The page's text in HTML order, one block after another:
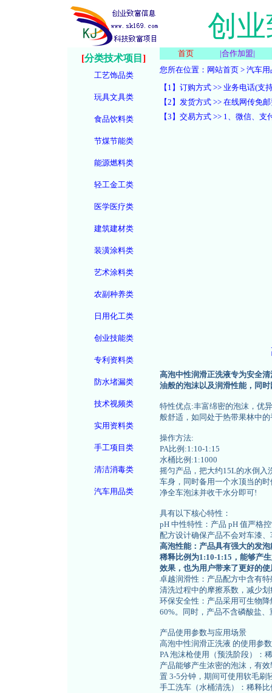
创
[分类技术项目 ]
工艺饰品类
玩具文具类
食品饮料类
节煤节能类
能源燃料类
轻工金工类
医学医疗类
建筑建材类
装潢涂料类
艺术涂料类
农副种养类
日用化工类
创业技能类
专利资料类
防水堵漏类
技术视频类
实用资料类
手工项目类
清洁消毒类
汽车用品类
首页 |合作加盟|
您所在位置： 网站首页 > 汽车用
【1】订购方式 >> 业务电话(支
【2】发货方式 >> 在线网传免
【3】交易方式 >> 1、微信、
高泡中性润滑正洗液专为安全
油般的泡沫以及润滑性能，同
特性优点:丰富绵密的泡沫，优
般舒适，如同处于热带果林中
操作方法:
PA比例:1:10-1:15
水桶比例:1:1000
摇匀产品，把大约15L的水倒入
车身，同时备用一个水顶当的
净全车泡沫并收干水分即可!
具有以下核心特性：
pH 中性特性：产品 pH 值严格
配方设计确保产品不会对车漆
高泡性能：产品具有强大的发
稀释比例为1:10-1:15，能够产
效果，也为用户带来了更好的
卓越润滑性：产品配方中含有
清洗过程中的摩擦系数，减少
环保安全性：产品采用可生物
60%。同时，产品不含磷酸盐
产品使用参数与应用场景
高泡中性润滑正洗液 的使用参
PA 泡沫枪使用（预洗阶段）：
产品能够产生浓密的泡沫，有
置 3-5分钟，期间可使用软毛刷
手工洗车（水桶清洗）：稀释